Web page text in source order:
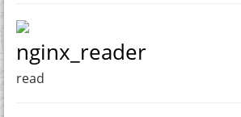
nginx_reader
read